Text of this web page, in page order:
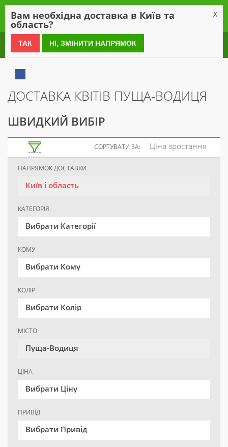
0 800 21 54 55
ДОСТАВКА КВІТІВ ПУЩА-ВОДИЦЯ
ШВИДКИЙ ВИБІР
СОРТУВАТИ ЗА: Ціна зростання
НАПРЯМОК ДОСТАВКИ
Київ і область
КАТЕГОРІЯ
Вибрати Категорії
КОМУ
Вибрати Кому
КОЛІР
Вибрати Колір
МІСТО
Пуща-Водиця
ЦІНА
Вибрати Ціну
ПРИВІД
Вибрати Привід
Вам необхідна доставка в Київ та
область?
X
ТАК НІ, ЗМІНИТИ НАПРЯМОК